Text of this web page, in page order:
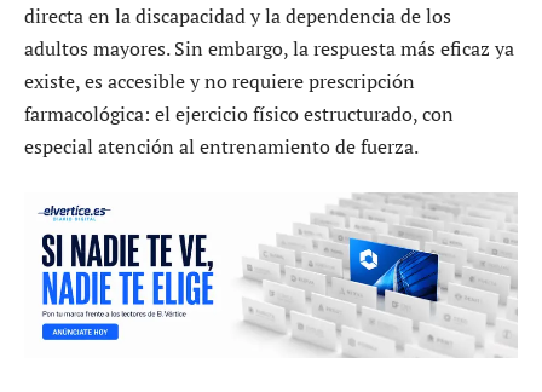
directa en la discapacidad y la dependencia de los
adultos mayores. Sin embargo, la respuesta más eficaz ya
existe, es accesible y no requiere prescripción
farmacológica: el ejercicio físico estructurado, con
especial atención al entrenamiento de fuerza.